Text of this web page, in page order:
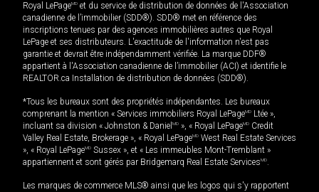
Royal LePageMD et du service de distribution de données de l'Association
canadienne de l’immobilier (SDD®). SDD® met en référence des
inscriptions tenues par des agences immobilières autres que Royal
LePage et ses distributeurs. L'exactitude de l'information n'est pas
garantie et devrait être indépendamment vérifiée. La marque DDF®
appartient à l'Association canadienne de l’immobilier (ACI) et identifie le
REALTOR.ca Installation de distribution de données (SDD®).
*Tous les bureaux sont des propriétés indépendantes. Les bureaux
comprenant la mention « Services immobiliers Royal LePageMD Ltée »,
incluant sa division « Johnston & Daniel MD », « Royal LePageMD Credit
Valley Real Estate, Brokerage », « Royal LePageMD West Real Estate Services
», « Royal LePageMD Sussex », et « Les immeubles Mont-Tremblant »
appartiennent et sont gérés par Bridgemarq Real Estate ServicesMD.
Les marques de commerce MLS® ainsi que les logos qui s'y rapportent